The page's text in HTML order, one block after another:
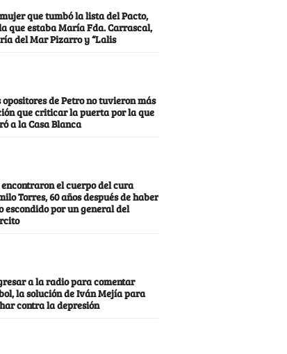
que tumbó la lista del Pacto,
que estaba María Fda. Carrascal,
del Mar Pizarro y “Lalis
opositores de Petro no tuvieron más
que criticar la puerta por la que
a la Casa Blanca
el cuerpo del cura
Torres, 60 años después de haber
escondido por un general del
a la radio para comentar
la solución de Iván Mejía para
contra la depresión